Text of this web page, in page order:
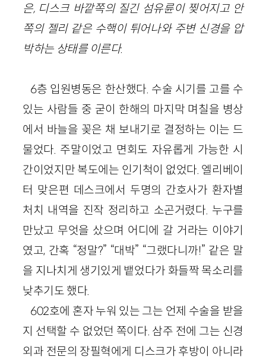
은, 디스크 바깥쪽의 질긴 섬유륜이 찢어지고 안
쪽의 젤리 같은 수핵이 튀어나와 주변 신경을 압
박하는 상태를 이른다.
6층 입원병동은 한산했다. 수술 시기를 고를 수
있는 사람들 중 굳이 한해의 마지막 며칠을 병상
에서 바늘을 꽂은 채 보내기로 결정하는 이는 드
물었다. 주말이었고 면회도 자유롭게 가능한 시
간이었지만 복도에는 인기척이 없었다. 엘리베이
터 맞은편 데스크에서 두명의 간호사가 환자별
처치 내역을 진작 정리하고 소곤거렸다. 누구를
만났고 무엇을 샀으며 어디에 갈 거라는 이야기
였고, 간혹 “정말?” “대박” “그랬다니까!” 같은 말
을 지나치게 생기있게 뱉었다가 화들짝 목소리를
낮추기도 했다.
602호에 혼자 누워 있는 그는 언제 수술을 받을
지 선택할 수 없었던 쪽이다. 삼주 전에 그는 신경
외과 전문의 장필혁에게 디스크가 후방이 아니라